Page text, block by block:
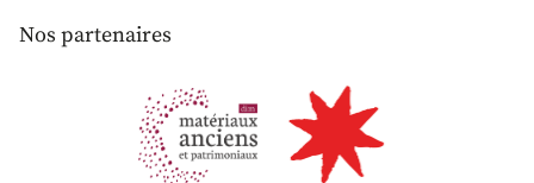
Nos partenaires